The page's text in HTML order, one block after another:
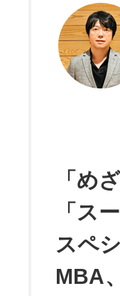
「め
「ス
スペ
MBA